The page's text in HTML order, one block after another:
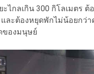
ะไกลเกิน 300 กิโลเมต
ละต้องหยุดพักไม่น้อยกว่
ของมนุษย์